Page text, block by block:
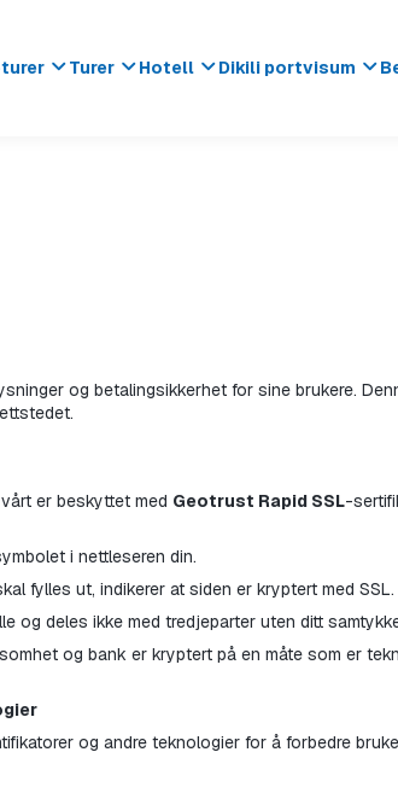
Turer Hotell Dikili portvisum
og betalingsikkerhet for sine brukere.
er beskyttet med Geotrust Rapid SSL-
i nettleseren din.
fylles ut, indikerer at siden er kryptert med SSL.
og deles ikke med tredjeparter uten ditt
og bank er kryptert på en måte som er
og andre teknologier for å forbedre